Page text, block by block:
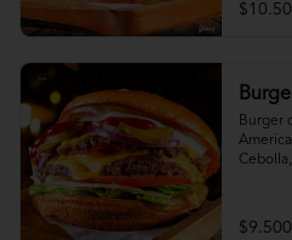
Burger
$9.500